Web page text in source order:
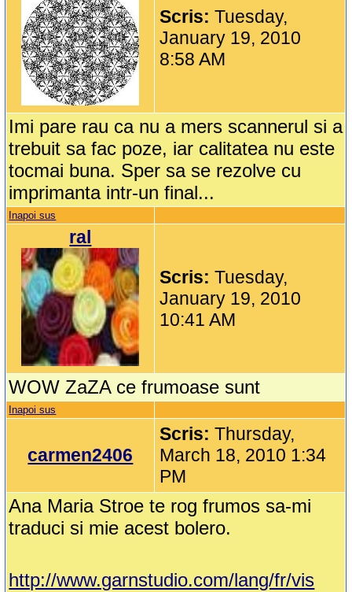
Scris:Tuesday,
January 19, 2010
8:58 AM
Imi pare rau ca nu a mers scannerul si a
trebuit sa fac poze, iar calitatea nu este
tocmai buna. Sper sa se rezolve cu
imprimanta intr-un final...
Inapoi sus
ral
Scris:Tuesday,
January 19, 2010
10:41 AM
WOW ZaZA ce frumoase sunt
Inapoi sus
carmen2406
Scris:Thursday,
March 18, 2010 1:34
PM
Ana Maria Stroe te rog frumos sa-mi
traduci si mie acest bolero.
http://www.garnstudio.com/lang/fr/vis